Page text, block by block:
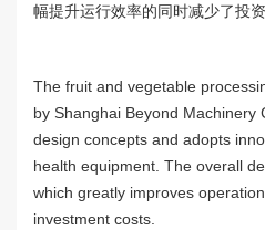
幅提升运行效率的同时减少了投资
The fruit and vegetable
by Shanghai Beyond Machinery
design concepts and adopts
health equipment. The overall
which greatly improves
investment costs.